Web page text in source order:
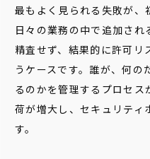
最もよく見られる失敗が、
日々の業務の中で追加され
精査せず、結果的に許可リ
うケースです。誰が、何の
るのかを管理するプロセス
荷が増大し、セキュリティ
す。